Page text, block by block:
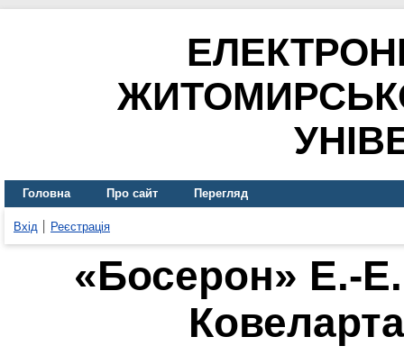
Головна Про сайт Перегляд
Вхід Реєстрація
«Босерон» Е.-